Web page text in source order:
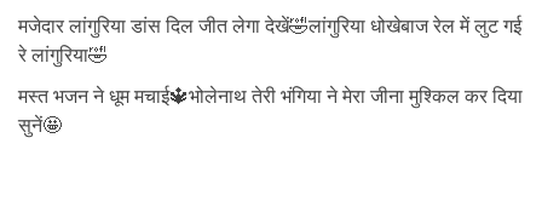
मजेदार लांगुरिया डांस दिल जीत लेगा देखें🤣लांगुरिया धोखेबाज रेल में लुट गई
रे लांगुरिया🤣
मस्त भजन ने धूम मचाई🔱भोलेनाथ तेरी भंगिया ने मेरा जीना मुश्किल कर दिया
सुनें🤩